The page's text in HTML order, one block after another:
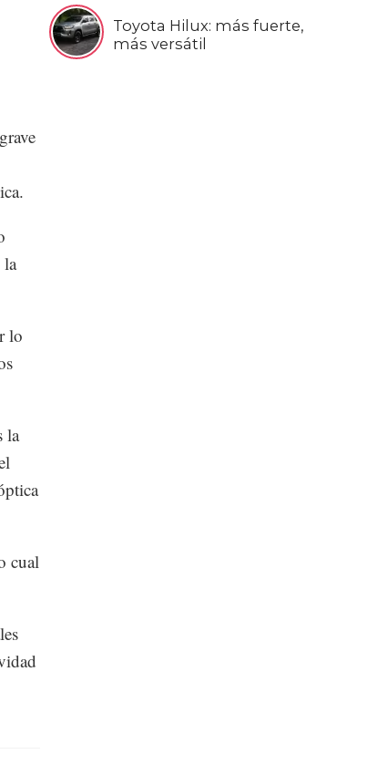
Toyota Hilux: más fuerte,
más versátil
la
lo
la
cual